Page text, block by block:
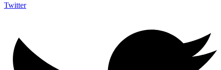
Twitter